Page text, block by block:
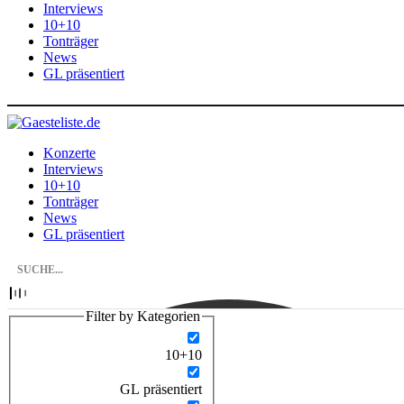
Interviews
10+10
Tonträger
News
GL präsentiert
Konzerte
Interviews
10+10
Tonträger
News
GL präsentiert
Filter by Kategorien
10+10
GL präsentiert